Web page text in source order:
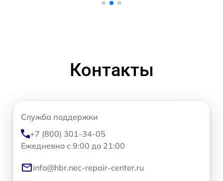
Контакты
Служба поддержки
+7 (800) 301-34-05
Ежедневно с 9:00 до 21:00
info@hbr.nec-repair-center.ru